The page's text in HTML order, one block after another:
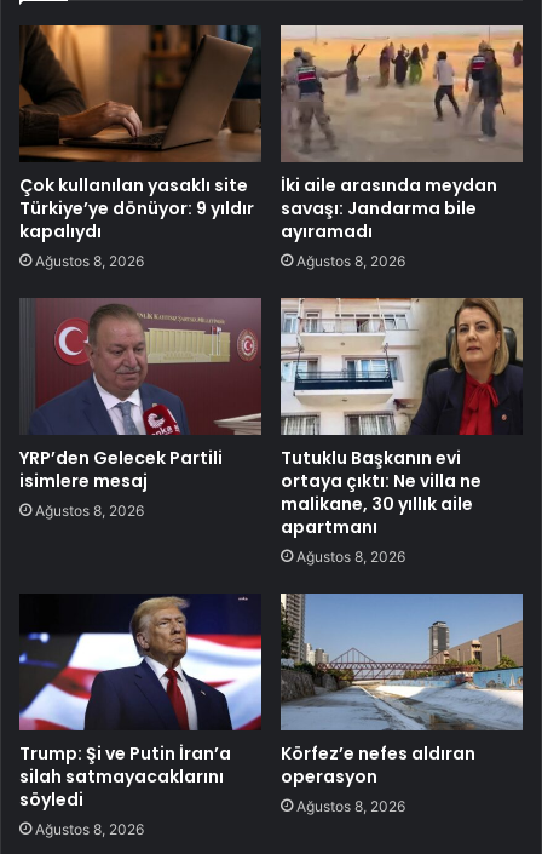
Çok kullanılan yasaklı site
Türkiye’ye dönüyor: 9 yıldır
kapalıydı
Ağustos 8, 2026
İki aile arasında meydan
savaşı: Jandarma bile
ayıramadı
Ağustos 8, 2026
YRP’den Gelecek Partili
isimlere mesaj
Ağustos 8, 2026
Tutuklu Başkanın evi
ortaya çıktı: Ne villa ne
malikane, 30 yıllık aile
apartmanı
Ağustos 8, 2026
Trump: Şi ve Putin İran’a
silah satmayacaklarını
söyledi
Ağustos 8, 2026
Körfez’e nefes aldıran
operasyon
Ağustos 8, 2026